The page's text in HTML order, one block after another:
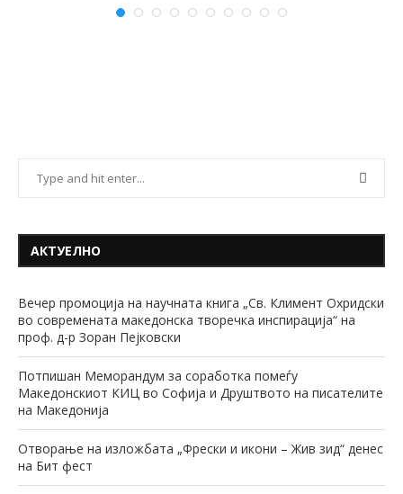
АКТУЕЛНО
Вечер промоција на научната книга „Св. Климент Охридски
во современата македонска творечка инспирација“ на
проф. д-р Зоран Пејковски
Потпишан Меморандум за соработка помеѓу
Македонскиот КИЦ во Софија и Друштвото на писателите
на Македонија
Отворање на изложбата „Фрески и икони – Жив зид“ денес
на Бит фест